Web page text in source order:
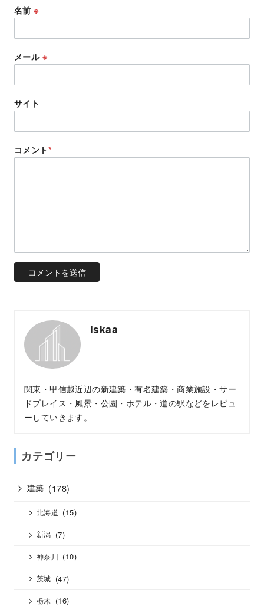
名前※
メール ※
サイト
コメント*
iskaa
関東・甲信越近辺の新建築・有名建築・商業施設・サー
ドプレイス・風景・公園・ホテル・道の駅などをレビュ
ーしていきます。
カテゴリー
建築 (178)
北海道 (15)
新潟 (7)
神奈川 (10)
茨城 (47)
栃木 (16)